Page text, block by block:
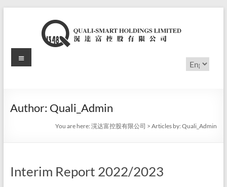
滉
富
限
Choose
a
Menu
Author: Quali_Admin
You are here:滉达富控股有限公司 >Articles by: Quali_Admin
Interim Report 2022/2023